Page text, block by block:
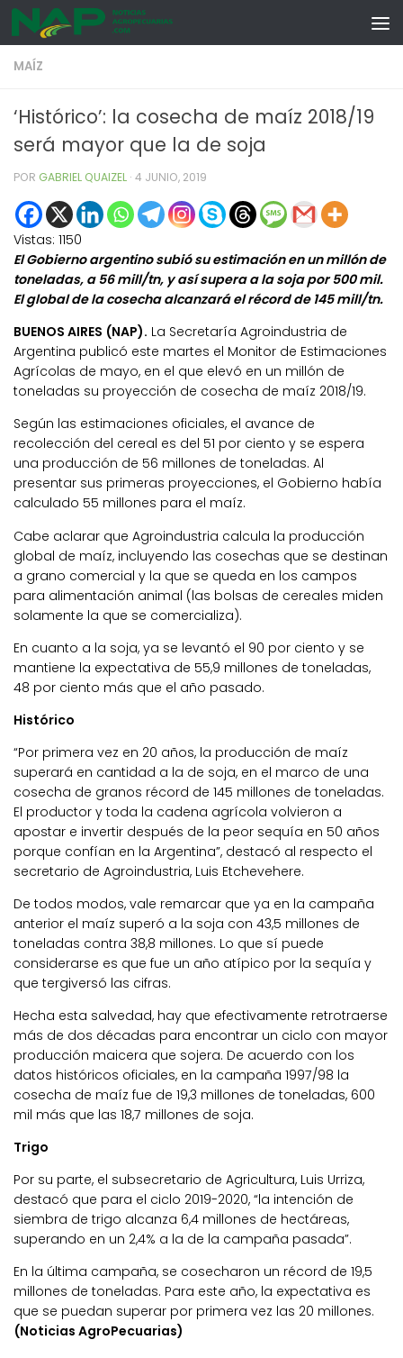
Skip to content
MAÍZ
‘Histórico’: la cosecha de maíz 2018/19
será mayor que la de soja
POR GABRIEL QUAIZEL · 4 JUNIO, 2019
Vistas: 1150
El Gobierno argentino subió su estimación en un millón de
toneladas, a 56 mill/tn, y así supera a la soja por 500 mil.
El global de la cosecha alcanzará el récord de 145 mill/tn.
BUENOS AIRES (NAP). La Secretaría Agroindustria de
Argentina publicó este martes el Monitor de Estimaciones
Agrícolas de mayo, en el que elevó en un millón de
toneladas su proyección de cosecha de maíz 2018/19.
Según las estimaciones oficiales, el avance de
recolección del cereal es del 51 por ciento y se espera
una producción de 56 millones de toneladas. Al
presentar sus primeras proyecciones, el Gobierno había
calculado 55 millones para el maíz.
Cabe aclarar que Agroindustria calcula la producción
global de maíz, incluyendo las cosechas que se destinan
a grano comercial y la que se queda en los campos
para alimentación animal (las bolsas de cereales miden
solamente la que se comercializa).
En cuanto a la soja, ya se levantó el 90 por ciento y se
mantiene la expectativa de 55,9 millones de toneladas,
48 por ciento más que el año pasado.
Histórico
“Por primera vez en 20 años, la producción de maíz
superará en cantidad a la de soja, en el marco de una
cosecha de granos récord de 145 millones de toneladas.
El productor y toda la cadena agrícola volvieron a
apostar e invertir después de la peor sequía en 50 años
porque confían en la Argentina”, destacó al respecto el
secretario de Agroindustria, Luis Etchevehere.
De todos modos, vale remarcar que ya en la campaña
anterior el maíz superó a la soja con 43,5 millones de
toneladas contra 38,8 millones. Lo que sí puede
considerarse es que fue un año atípico por la sequía y
que tergiversó las cifras.
Hecha esta salvedad, hay que efectivamente retrotraerse
más de dos décadas para encontrar un ciclo con mayor
producción maicera que sojera. De acuerdo con los
datos históricos oficiales, en la campaña 1997/98 la
cosecha de maíz fue de 19,3 millones de toneladas, 600
mil más que las 18,7 millones de soja.
Trigo
Por su parte, el subsecretario de Agricultura, Luis Urriza,
destacó que para el ciclo 2019-2020, “la intención de
siembra de trigo alcanza 6,4 millones de hectáreas,
superando en un 2,4% a la de la campaña pasada”.
En la última campaña, se cosecharon un récord de 19,5
millones de toneladas. Para este año, la expectativa es
que se puedan superar por primera vez las 20 millones.
(Noticias AgroPecuarias)